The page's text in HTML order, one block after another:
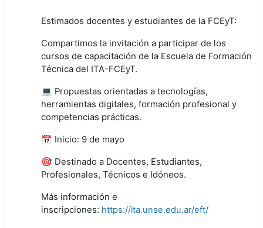
Estimados docentes y estudiantes de la FCEyT:
Compartimos la invitación a participar de los
cursos de capacitación de la Escuela de Formación
Técnica del ITA-FCEyT.
💻 Propuestas orientadas a tecnologías,
herramientas digitales, formación profesional y
competencias prácticas.
📅 Inicio: 9 de mayo
🎯 Destinado a Docentes, Estudiantes,
Profesionales, Técnicos e Idóneos.
Más información e
inscripciones: https://ita.unse.edu.ar/eft/